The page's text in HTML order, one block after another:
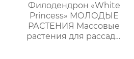
Филодендрон «White
Princess» МОЛОДЫЕ
РАСТЕНИЯ Массовые
растения для рассады